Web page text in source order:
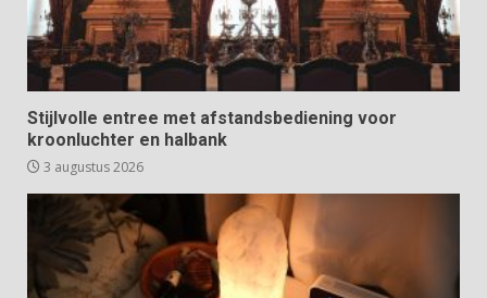
Stijlvolle entree met afstandsbediening voor
kroonluchter en halbank
3 augustus 2026